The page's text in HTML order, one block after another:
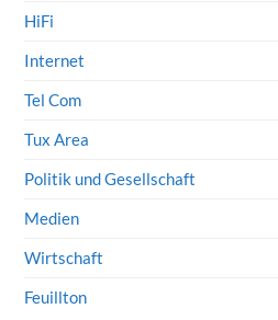
HiFi
Internet
Tel Com
Tux Area
Politik und Gesellschaft
Medien
Wirtschaft
Feuillton